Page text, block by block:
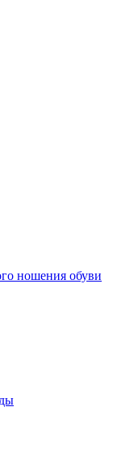
ношения обуви